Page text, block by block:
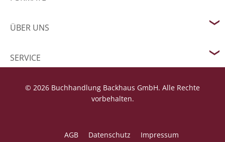
ÜBER UNS
SERVICE
© 2026 Buchhandlung Backhaus GmbH. Alle Rechte
vorbehalten.
AGB Datenschutz Impressum